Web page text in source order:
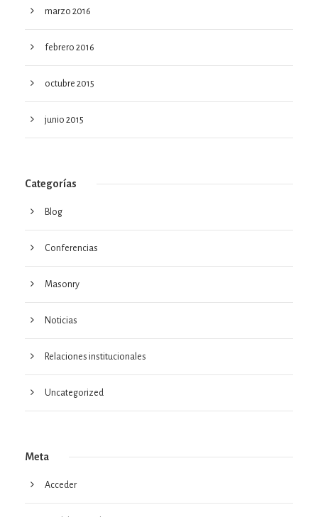
marzo 2016
febrero 2016
octubre 2015
junio 2015
Categorías
Blog
Conferencias
Masonry
Noticias
Relaciones institucionales
Uncategorized
Meta
Acceder